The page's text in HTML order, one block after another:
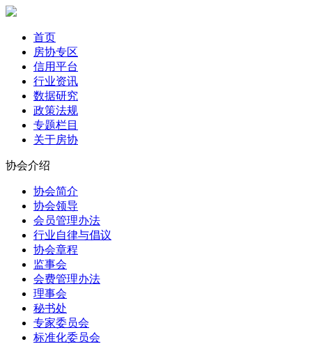
首页
房协专区
信用平台
行业资讯
数据研究
政策法规
专题栏目
关于房协
协会介绍
协会简介
协会领导
会员管理办法
行业自律与倡议
协会章程
监事会
会费管理办法
理事会
秘书处
专家委员会
标准化委员会